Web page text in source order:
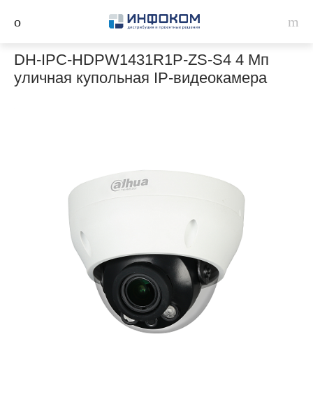
DH-IPC-HDPW1431R1P-ZS-S4 4 Мп
уличная купольная IP-видеокамера